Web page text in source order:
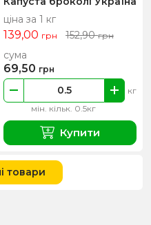
ціна за 1 кг
139,00 грн 152,90грн
мін. кільк. 0.5кг
кг
сума
69,50 грн
Купити
товари